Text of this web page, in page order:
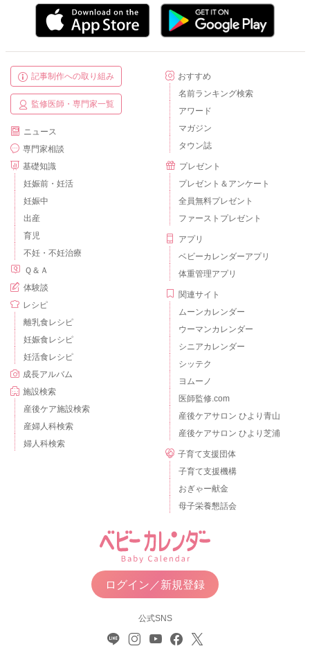
記事制作への取り組み
監修医師・専門家一覧
ニュース
専門家相談
基礎知識
妊娠前・妊活
妊娠中
出産
育児
不妊・不妊治療
Ｑ＆Ａ
体験談
レシピ
離乳食レシピ
妊娠食レシピ
妊活食レシピ
成長アルバム
施設検索
産後ケア施設検索
産婦人科検索
婦人科検索
おすすめ
名前ランキング検索
アワード
マガジン
タウン誌
プレゼント
プレゼント＆アンケート
全員無料プレゼント
ファーストプレゼント
アプリ
ベビーカレンダーアプリ
体重管理アプリ
関連サイト
ムーンカレンダー
ウーマンカレンダー
シニアカレンダー
シッテク
ヨムーノ
医師監修.com
産後ケアサロン ひより青山
産後ケアサロン ひより芝浦
子育て支援団体
子育て支援機構
おぎゃー献金
母子栄養懇話会
ログイン／新規登録
公式SNS